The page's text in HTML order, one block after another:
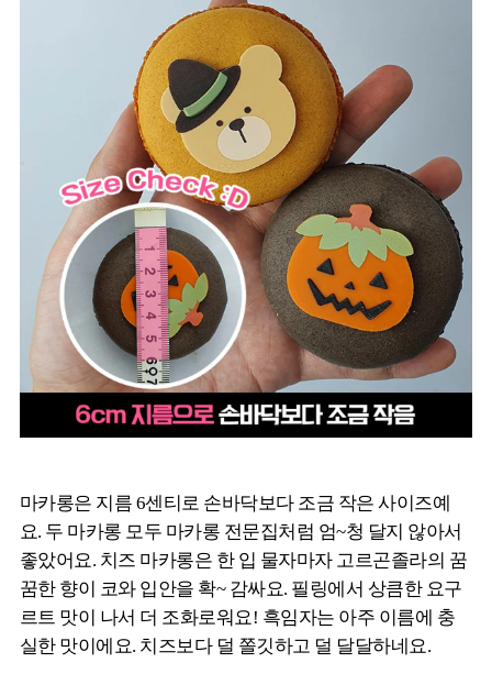
마카롱은 지름 6센티로 손바닥보다 조금 작은 사이즈예
요. 두 마카롱 모두 마카롱 전문집처럼 엄~청 달지 않아서
좋았어요. 치즈 마카롱은 한 입 물자마자 고르곤졸라의 꿈
꿈한 향이 코와 입안을 확~ 감싸요. 필링에서 상큼한 요구
르트 맛이 나서 더 조화로워요! 흑임자는 아주 이름에 충
실한 맛이에요. 치즈보다 덜 쫄깃하고 덜 달달하네요.